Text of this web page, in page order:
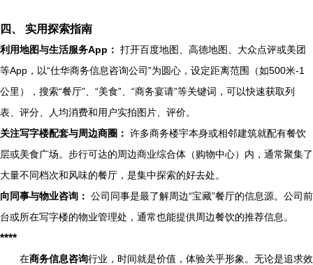
四、 实用探索指南
利用地图与生活服务App： 打开百度地图、高德地图、大众点评或美团
等App，以“仕华商务信息咨询公司”为圆心，设定距离范围（如500米-1
公里），搜索“餐厅”、“美食”、“商务宴请”等关键词，可以快速获取列
表、评分、人均消费和用户实拍图片、评价。
关注写字楼配套与周边商圈： 许多商务楼宇本身或相邻建筑就配有餐饮
层或美食广场。步行可达的周边商业综合体（购物中心）内，通常聚集了
大量不同档次和风味的餐厅，是集中探索的好去处。
向同事与物业咨询： 公司同事是最了解周边“宝藏”餐厅的信息源。公司前
台或所在写字楼的物业管理处，通常也能提供周边餐饮的推荐信息。
****
在商务信息咨询行业，时间就是价值，体验关乎形象。无论是追求效